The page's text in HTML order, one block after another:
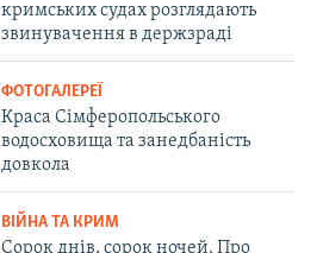
кримських судах розглядають
звинувачення в держзраді
ФОТОГАЛЕРЕЇ
Краса Сімферопольського
водосховища та занедбаність
довкола
ВІЙНА ТА КРИМ
Сорок днів, сорок ночей. Про